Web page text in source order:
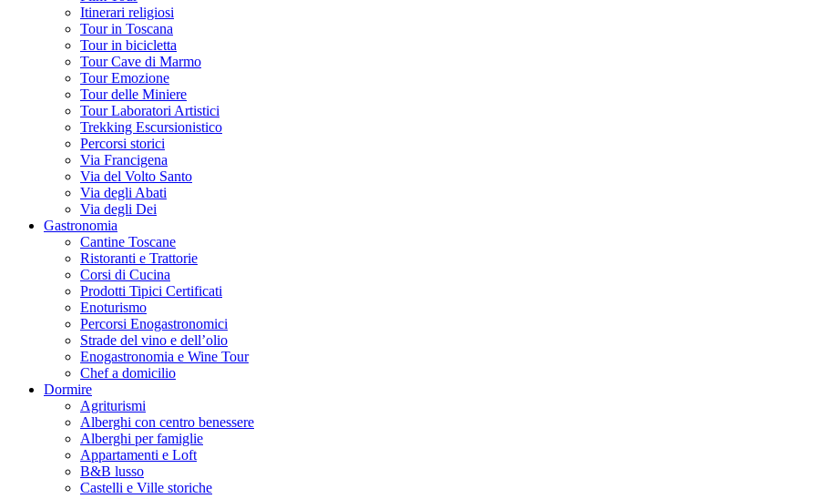
Itinerari religiosi
Tour in Toscana
Tour in bicicletta
Tour Cave di Marmo
Tour Emozione
Tour delle Miniere
Tour Laboratori Artistici
Trekking Escursionistico
Percorsi storici
Via Francigena
Via del Volto Santo
Via degli Abati
Via degli Dei
Gastronomia
Cantine Toscane
Ristoranti e Trattorie
Corsi di Cucina
Prodotti Tipici Certificati
Enoturismo
Percorsi Enogastronomici
Strade del vino e dell’olio
Enogastronomia e Wine Tour
Chef a domicilio
Dormire
Agriturismi
Alberghi con centro benessere
Alberghi per famiglie
Appartamenti e Loft
B&B lusso
Castelli e Ville storiche